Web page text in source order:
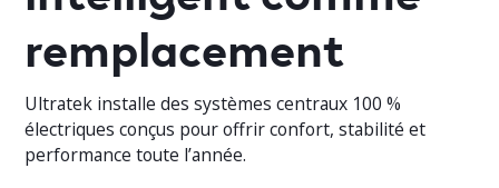
remplacement
Ultratek installe des systèmes centraux 100 %
électriques conçus pour offrir confort, stabilité et
performance toute l’année.